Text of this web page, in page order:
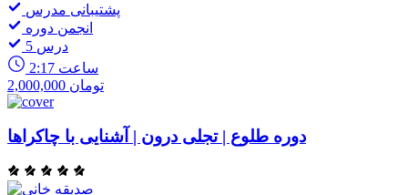
پشتیبانی مدرس
انجمن دوره
5 درس
2:17 ساعت
2,000,000 تومان
دوره طلوع | تجلی درون | آشنایی با چاکراها